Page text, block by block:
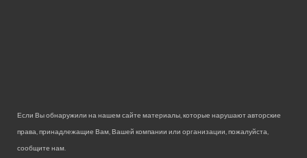
Если Вы обнаружили на нашем сайте материалы, которые нарушают авторские
права, принадлежащие Вам, Вашей компании или организации, пожалуйста,
сообщите нам.